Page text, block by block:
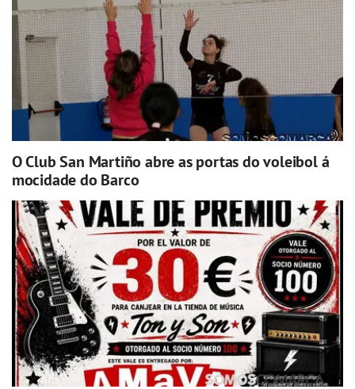
O Club San Martiño abre as portas do voleibol á
mocidade do Barco